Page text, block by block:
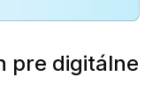
pre digitálne